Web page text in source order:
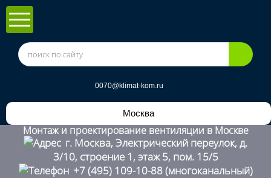
Монтаж и проектирование вентиляции в Москве
г. Москва, Электрический переулок, д.
3/10, строение 1, этаж 5, пом. 15/5
+7 (495) 109-10-88(многоканальный)
0070@klimat-kom.ru
Москва